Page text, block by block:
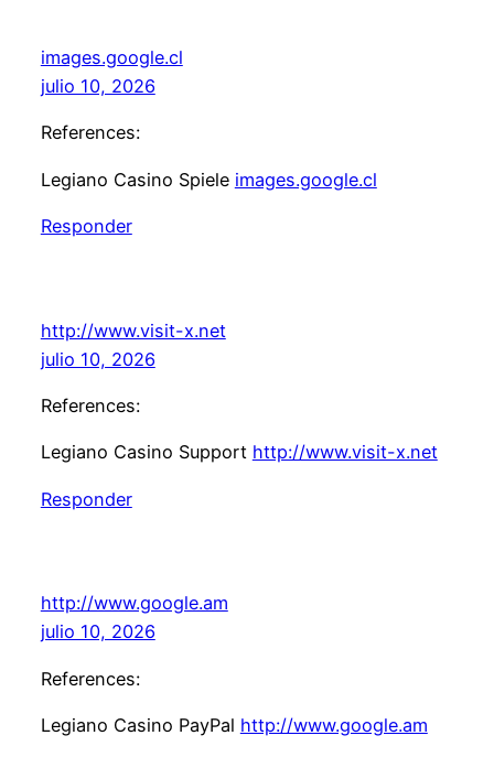
images.google.cl
julio 10, 2026
References:
Legiano Casino Spiele images.google.cl
Responder
http://www.visit-x.net
julio 10, 2026
References:
Legiano Casino Support http://www.visit-x.net
Responder
http://www.google.am
julio 10, 2026
References:
Legiano Casino PayPal http://www.google.am